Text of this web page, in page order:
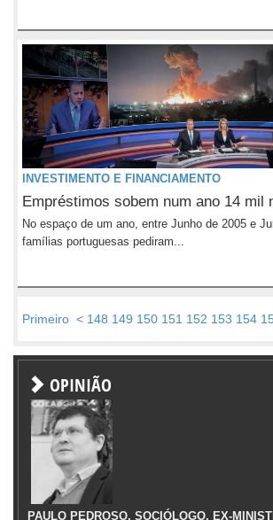
INVESTIMENTO E FINANCIAMENTO
Empréstimos sobem num ano 14 mil
No espaço de um ano, entre Junho de 2005 e
famílias portuguesas pediram...
Primeiro < 148 149 150 151 152 153 154
OPINIÃO
PAULO PEDROSO, SOCIÓLOGO, EX-